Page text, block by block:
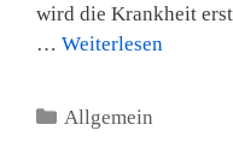
wird die Krankheit
… Weiterlesen
Kategorien
Allgemein